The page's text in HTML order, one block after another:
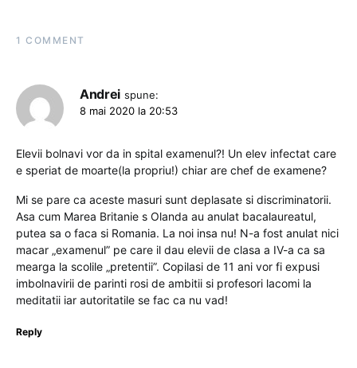
1 COMMENT
Andrei spune:
8 mai 2020 la 20:53
Elevii bolnavi vor da in spital examenul?! Un elev infectat care
e speriat de moarte(la propriu!) chiar are chef de examene?
Mi se pare ca aceste masuri sunt deplasate si discriminatorii.
Asa cum Marea Britanie s Olanda au anulat bacalaureatul,
putea sa o faca si Romania. La noi insa nu! N-a fost anulat nici
macar „examenul” pe care il dau elevii de clasa a IV-a ca sa
mearga la scolile „pretentii”. Copilasi de 11 ani vor fi expusi
imbolnavirii de parinti rosi de ambitii si profesori lacomi la
meditatii iar autoritatile se fac ca nu vad!
Reply